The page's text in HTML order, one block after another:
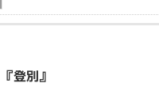
『登別』